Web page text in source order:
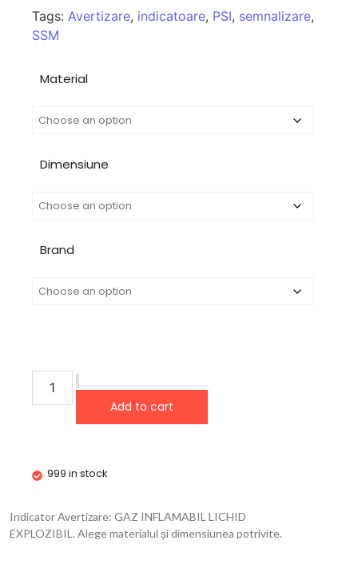
Tags: Avertizare, indicatoare, PSI, semnalizare,
SSM
Material
Dimensiune
Brand
Add to cart
999 in stock
Indicator Avertizare: GAZ INFLAMABIL LICHID
EXPLOZIBIL. Alege materialul și dimensiunea potrivite.